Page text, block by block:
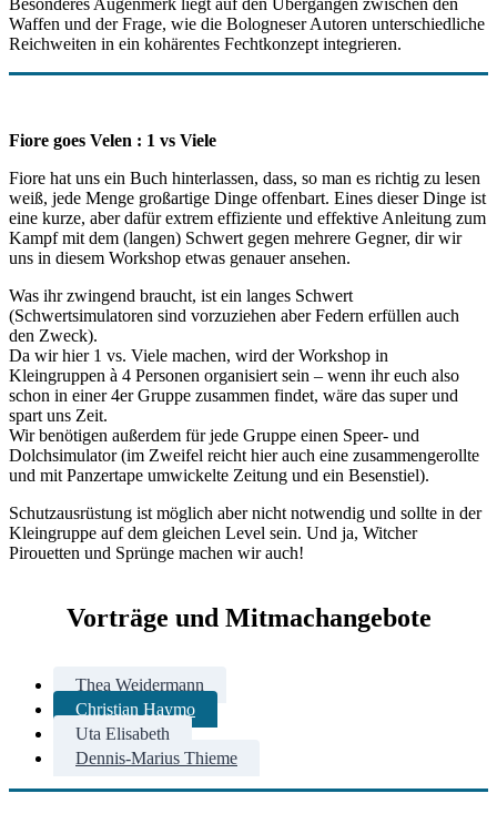
Besonderes Augenmerk liegt auf den Übergängen zwischen den
Waffen und der Frage, wie die Bologneser Autoren unterschiedliche
Reichweiten in ein kohärentes Fechtkonzept integrieren.
Fiore goes Velen : 1 vs Viele
Fiore hat uns ein Buch hinterlassen, dass, so man es richtig zu lesen
weiß, jede Menge großartige Dinge offenbart. Eines dieser Dinge ist
eine kurze, aber dafür extrem effiziente und effektive Anleitung zum
Kampf mit dem (langen) Schwert gegen mehrere Gegner, dir wir
uns in diesem Workshop etwas genauer ansehen.
Was ihr zwingend braucht, ist ein langes Schwert
(Schwertsimulatoren sind vorzuziehen aber Federn erfüllen auch
den Zweck).
Da wir hier 1 vs. Viele machen, wird der Workshop in
Kleingruppen à 4 Personen organisiert sein – wenn ihr euch also
schon in einer 4er Gruppe zusammen findet, wäre das super und
spart uns Zeit.
Wir benötigen außerdem für jede Gruppe einen Speer- und
Dolchsimulator (im Zweifel reicht hier auch eine zusammengerollte
und mit Panzertape umwickelte Zeitung und ein Besenstiel).
Schutzausrüstung ist möglich aber nicht notwendig und sollte in der
Kleingruppe auf dem gleichen Level sein. Und ja, Witcher
Pirouetten und Sprünge machen wir auch!
Vorträge und Mitmachangebote
Thea Weidermann
Christian Haymo
Uta Elisabeth
Dennis-Marius Thieme